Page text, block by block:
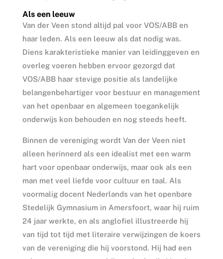
Als een leeuw
Van der Veen stond altijd pal voor VOS/ABB en
haar leden. Als een leeuw als dat nodig was.
Diens karakteristieke manier van leidinggeven en
overleg voeren hebben ervoor gezorgd dat
VOS/ABB haar stevige positie als landelijke
belangenbehartiger voor bestuur en management
van het openbaar en algemeen toegankelijk
onderwijs kon behouden en nog steeds heeft.
Binnen de vereniging wordt Van der Veen niet
alleen herinnerd als een idealist met een warm
hart voor openbaar onderwijs, maar ook als een
man met veel liefde voor cultuur en taal. Als
voormalig docent Nederlands van het openbare
Stedelijk Gymnasium in Amersfoort, waar hij ruim
24 jaar werkte, en als anglofiel illustreerde hij
van tijd tot tijd met literaire verwijzingen de koers
van de vereniging die hij voorstond. Hij had een